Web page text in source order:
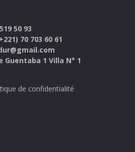
50 93
70 703 60 61
Guentaba 1 Villa N° 1
de confidentialité